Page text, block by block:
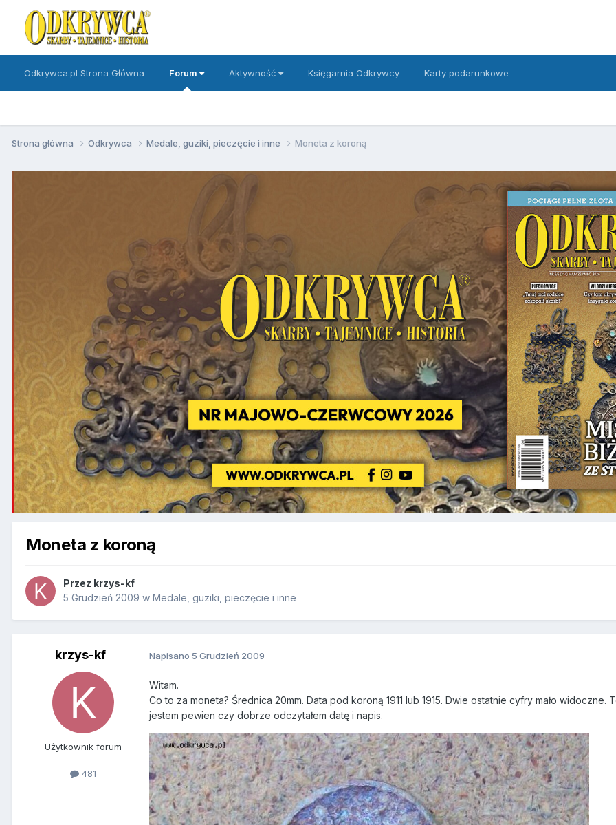
Odkrywca.pl Strona Główna Forum Aktywność Księgarnia Odkrywcy Karty podarunkowe
Strona główna Odkrywca Medale, guziki, pieczęcie i inne Moneta z koroną
Moneta z koroną
Przez krzys-kf
5 Grudzień 2009 w Medale, guziki, pieczęcie i inne
krzys-kf
Użytkownik forum
481
Napisano 5 Grudzień 2009
Witam.
Co to za moneta? Średnica 20mm. Data pod koroną 1911 lub 1915. Dwie ostatnie cyfry mało widoczne.
jestem pewien czy dobrze odczytałem datę i napis.